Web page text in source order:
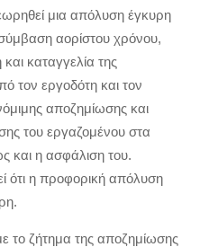
μια απόλυση έγκυρη
αορίστου χρόνου,
καταγγελία της
τον εργοδότη και τον
αποζημίωσης και
του εργαζομένου στα
και η ασφάλιση του.
ότι η προφορική απόλυση
το ζήτημα της αποζημίωσης